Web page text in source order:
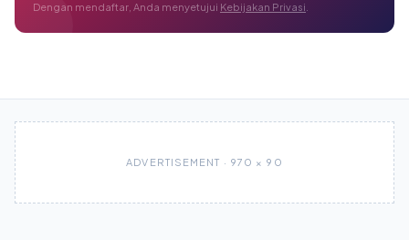
Dengan mendaftar, Anda menyetujui Kebijakan Privasi
ADVERTISEMENT · 970 × 90